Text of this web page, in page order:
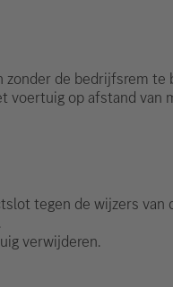
zonder de bedrijfsrem te
voertuig op afstand van
tegen de wijzers van
verwijderen.